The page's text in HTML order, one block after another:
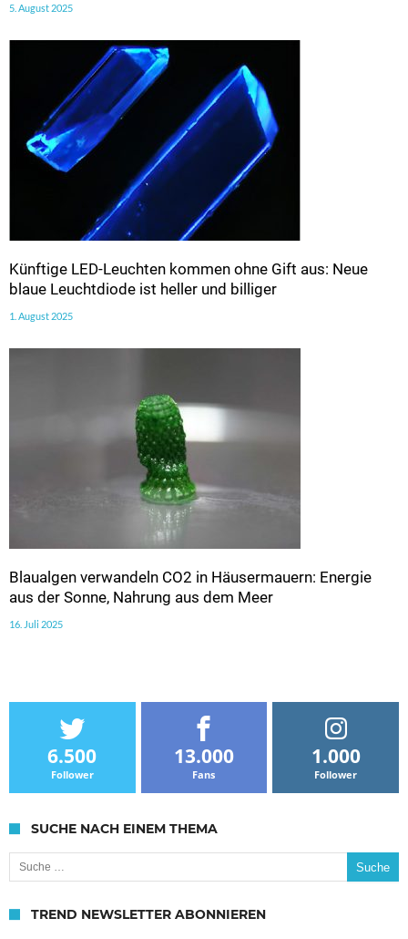
5. August 2025
Künftige LED-Leuchten kommen ohne Gift aus: Neue
blaue Leuchtdiode ist heller und billiger
1. August 2025
Blaualgen verwandeln CO2 in Häusermauern: Energie
aus der Sonne, Nahrung aus dem Meer
16. Juli 2025
6.500
Follower
13.000
Fans
1.000
Follower
SUCHE NACH EINEM THEMA
Suche nach:
TREND NEWSLETTER ABONNIEREN